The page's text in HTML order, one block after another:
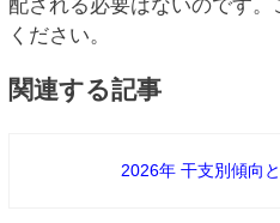
配される必要はないのです
ください。
関連する記事
2026年 干支別傾向